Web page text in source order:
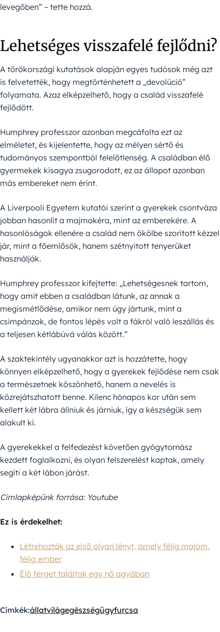
levegőben” – tette hozzá.
Lehetséges visszafelé fejlődni?
A törökországi kutatások alapján egyes tudósok még azt
is felvetették, hogy megtörténhetett a „devolúció”
folyamata. Azaz elképzelhető, hogy a család visszafelé
fejlődött.
Humphrey professzor azonban megcáfolta ezt az
elméletet, és kijelentette, hogy az mélyen sértő és
tudományos szempontból felelőtlenség. A családban élő
gyermekek kisagya zsugorodott, ez az állapot azonban
más embereket nem érint.
A Liverpooli Egyetem kutatói szerint a gyerekek csontváza
jobban hasonlít a majmokéra, mint az emberekére. A
hasonlóságok ellenére a család nem ökölbe szorított kézzel
jár, mint a főemlősök, hanem szétnyitott tenyerüket
használják.
Humphrey professzor kifejtette: „Lehetségesnek tartom,
hogy amit ebben a családban látunk, az annak a
megismétlődése, amikor nem úgy jártunk, mint a
csimpánzok, de fontos lépés volt a fákról való leszállás és
a teljesen kétlábúvá válás között.”
A szaktekintély ugyanakkor azt is hozzátette, hogy
könnyen elképzelhető, hogy a gyerekek fejlődése nem csak
a természetnek köszönhető, hanem a nevelés is
közrejátszhatott benne. Kilenc hónapos kor után sem
kellett két lábra állniuk és járniuk, így a készségük sem
alakult ki.
A gyerekekkel a felfedezést követően gyógytornász
kezdett foglalkozni, és olyan felszerelést kaptak, amely
segíti a két lábon járást.
Címlapképünk forrása: Youtube
Ez is érdekelhet:
Létrehozták az első olyan lényt, amely félig majom,
félig ember
Élő férget találtak egy nő agyában
Címkék:állatvilágegészségügyfurcsa